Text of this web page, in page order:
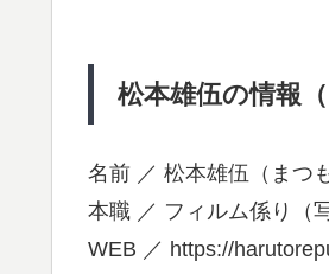
松本雄伍の情報
名前 ／ 松本雄伍（まつ
本職 ／ フィルム係り（
WEB ／ https://